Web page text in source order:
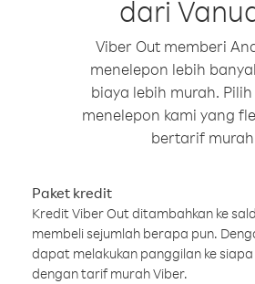
dari
Viber Out memberi
menelepon lebih
biaya lebih murah.
menelepon kami yang
bertarif
Paket kredit
Kredit Viber Out ditambahkan ke
membeli sejumlah berapa pun.
dapat melakukan panggilan ke
dengan tarif murah Viber.